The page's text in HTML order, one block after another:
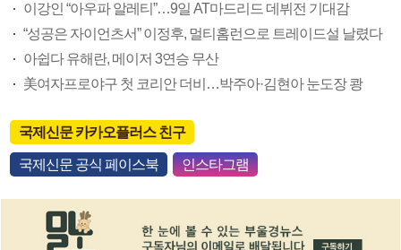
이강인 “아우파 알레티”…9일 AT마드리드 데뷔전 기대감
“성공은 자이언츠서” 이정후, 멀티홈런으로 트레이드설 날렸다
아쉽다 유해란, 메이저 3연승 무산
美여자프로야구 첫 코리안 더비…박주아·김현아 눈도장 쾅
국제신문 카카오플러스 친구
국제신문 공식 페이스북 인스타그램